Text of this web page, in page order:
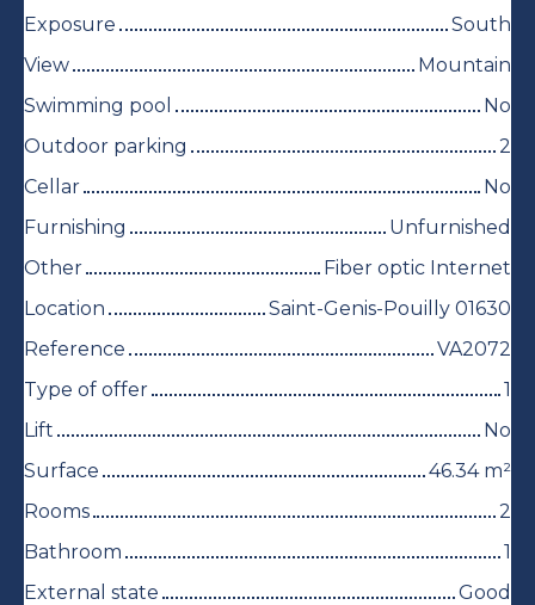
Exposure
South
View
Mountain
Swimming pool
No
Outdoor parking
2
Cellar
No
Furnishing
Unfurnished
Other
Fiber optic Internet
Location
Saint-Genis-Pouilly 01630
Reference
VA2072
Type of offer
1
Lift
No
Surface
46.34 m²
Rooms
2
Bathroom
1
External state
Good